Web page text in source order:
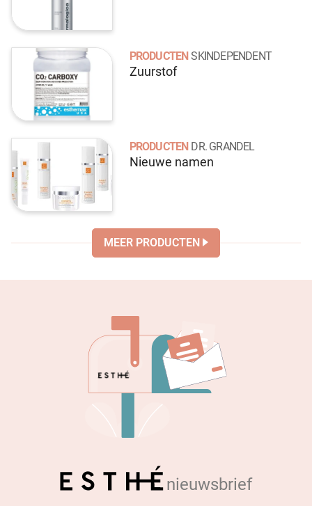
PRODUCTEN SKINDEPENDENT
Zuurstof
PRODUCTEN DR. GRANDEL
Nieuwe namen
MEER PRODUCTEN
nieuwsbrief